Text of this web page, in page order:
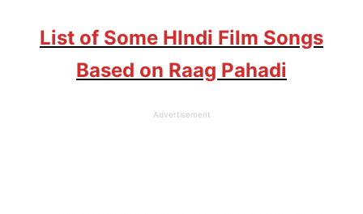
List of Some HIndi Film Songs
Based on Raag Pahadi
Advertisement